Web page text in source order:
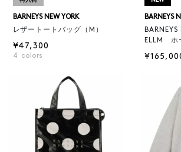
BARNEYS NEW YORK
レザートートバッグ（M）
¥47,300
4 colors
BARNEYS
ELLM ホ